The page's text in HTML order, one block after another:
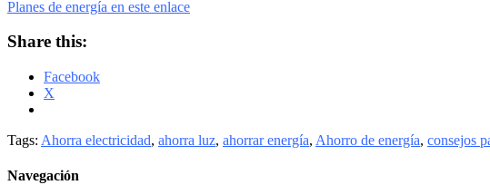
Planes de energía en este enlace
Share this:
Facebook
X
Tags: Ahorra electricidad, ahorra luz, ahorrar energía, Ahorro de energía, consejos
Navegación